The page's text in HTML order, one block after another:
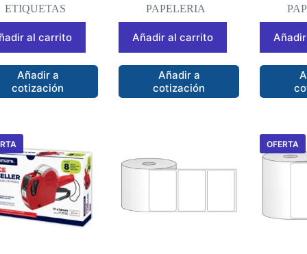
ETIQUETAS
al carrito
Añadir a
cotización
PAPELERIA
Añadir al carrito
Añadir a
cotización
OFERTA